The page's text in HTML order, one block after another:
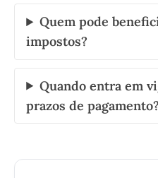
Quem pode
impostos?
Quando entra em
prazos de pagamento?